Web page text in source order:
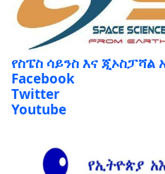
የስፔስ ሳይንስ እና ጂኦስፓሻል
Facebook
Twitter
Youtube